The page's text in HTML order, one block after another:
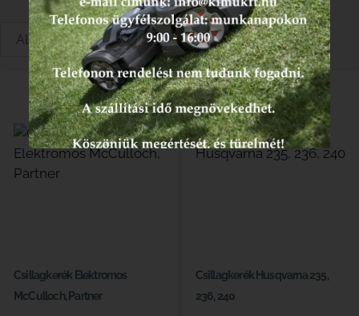
Alkatrészek
Kenőanyagok és kannák
Védőfelszerelés
Tartozékok és kiegészítők
-7%
Csillagkerék Elektromos
McCulloch, Partner
Csillagkerék Husqvarna 235,
236, 240